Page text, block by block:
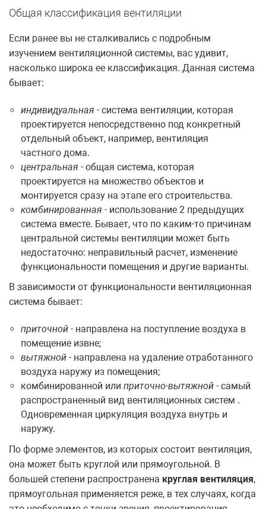
Общая классификация вентиляции
Если ранее вы не сталкивались с подробным
изучением вентиляционной системы, вас удивит,
насколько широка ее классификация. Данная система
бывает:
индивидуальная - система вентиляции, которая
проектируется непосредственно под конкретный
отдельный объект, например, вентиляция
частного дома.
центральная - общая система, которая
проектируется на множество объектов и
монтируется сразу на этапе его строительства.
комбинированная - использование 2 предыдущих
система вместе. Бывает, что по каким-то причинам
центральной системы вентиляции может быть
недостаточно: неправильный расчет, изменение
функциональности помещения и другие варианты.
В зависимости от функциональности вентиляционная
система бывает:
приточной - направлена на поступление воздуха в
помещение извне;
вытяжной - направлена на удаление отработанного
воздуха наружу из помещения;
комбинированной или приточно-вытяжной - самый
распространенный вид вентиляционных систем .
Одновременная циркуляция воздуха внутрь и
наружу.
По форме элементов, из которых состоит вентиляция,
она может быть круглой или прямоугольной. В
большей степени распространена круглая вентиляция,
прямоугольная применяется реже, в тех случаях, когда